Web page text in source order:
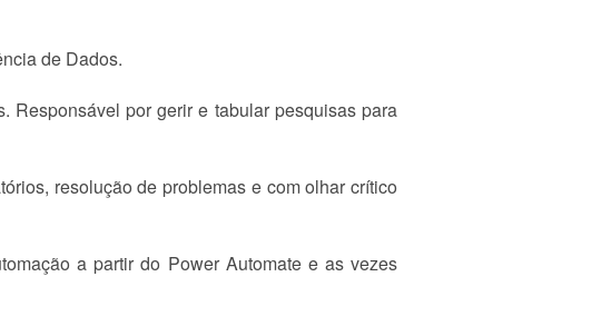
de Dados.
Responsável por gerir e tabular pesquisas para
resolução de problemas e com olhar crítico
a partir do Power Automate e as vezes